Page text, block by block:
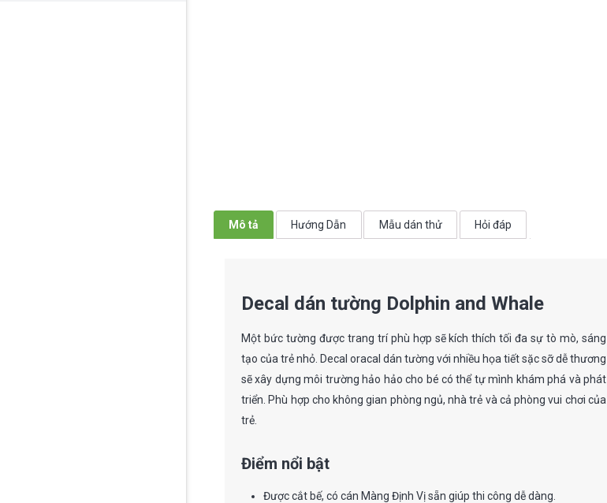
Mô tả Hướng Dẫn Mẫu dán thử Hỏi đáp
Decal dán tường Dolphin and Whale
Một bức tường được trang trí phù hợp sẽ kích thích tối đa sự tò mò, sáng
tạo của trẻ nhỏ. Decal oracal dán tường với nhiều họa tiết sặc sỡ dễ thương
sẽ xây dựng môi trường hảo hảo cho bé có thể tự mình khám phá và phát
triển. Phù hợp cho không gian phòng ngủ, nhà trẻ và cả phòng vui chơi của
trẻ.
Điểm nổi bật
Được cắt bế, có cán Màng Định Vị sẵn giúp thi công dễ dàng.